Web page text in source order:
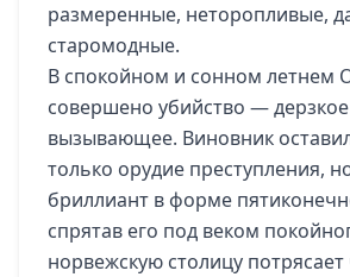
размеренные, неторопливые,
старомодные.
В спокойном и сонном летнем
совершено убийство —
вызывающее. Виновник
только орудие преступления,
бриллиант в форме
спрятав его под веком
норвежскую столицу потрясает